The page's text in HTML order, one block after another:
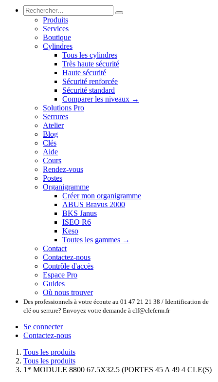
Produits
Services
Boutique
Cylindres
Tous les cylindres
Très haute sécurité
Haute sécurité
Sécurité renforcée
Sécurité standard
Comparer les niveaux →
Solutions Pro
Serrures
Atelier
Blog
Clés
Aide
Cours
Rendez-vous
Postes
Organigramme
Créer mon organigramme
ABUS Bravus 2000
BKS Janus
ISEO R6
Keso
Toutes les gammes →
Contact
Contactez-nous
Contrôle d'accès
Espace Pro
Guides
Où nous trouver
Des professionnels à votre écoute au 01 47 21 21 38 / Identification de
clé ou serrure? Envoyez votre demande à clf@cleferm.fr
Se connecter
Contactez-nous
Tous les produits
Tous les produits
1* MODULE 8800 67.5X32.5 (PORTES 45 A 49 4 CLE(S)